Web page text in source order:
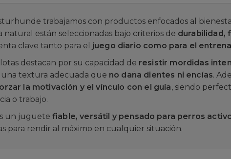
trabajamos con productos enfocados al
natural están seleccionadas bajo criterios de durabilidad,
clave tanto para el juego diario como para el
destacan por su capacidad de resistir mordidas
textura adecuada que no daña dientes ni encías.
la motivación y el vínculo con el guía, siendo
o trabajo.
un juguete fiable, versátil y pensado para perros
para rendir al máximo en cualquier situación.